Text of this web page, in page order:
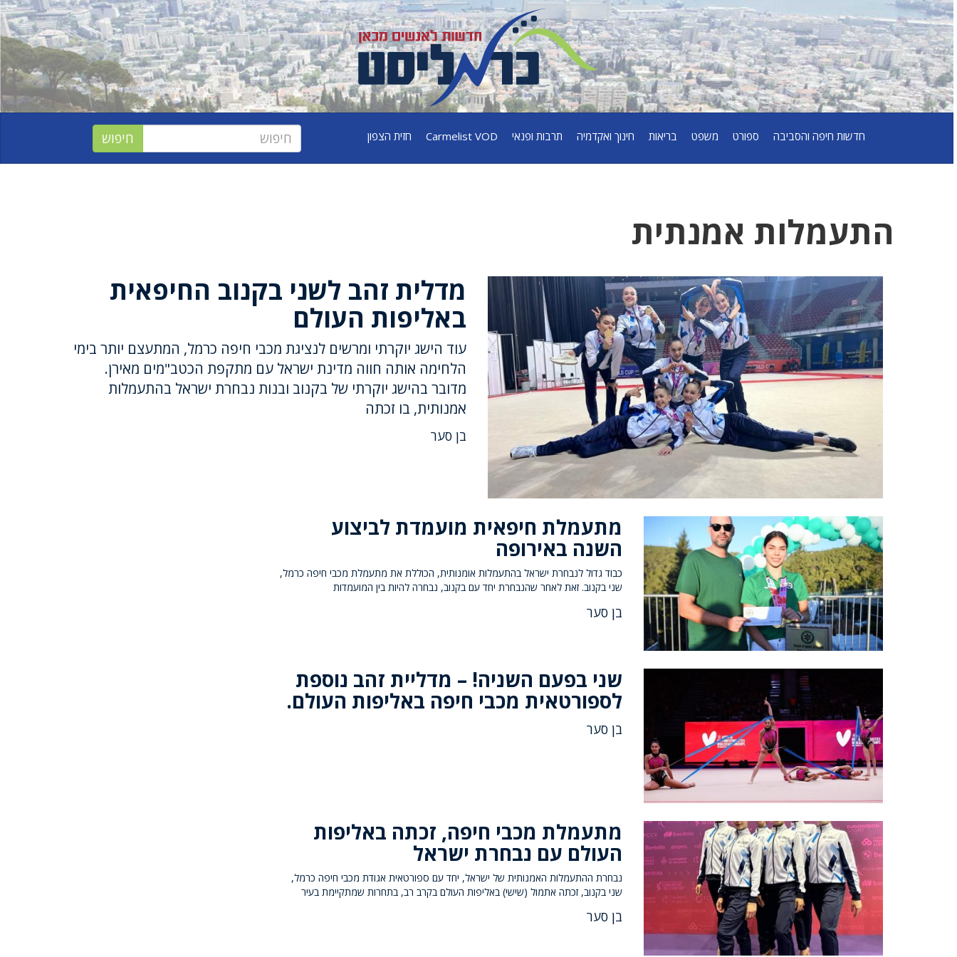
חדשות חיפה והסביבה ספורט משפט בריאות חינוך ואקדמיה תרבות ופנאי Carmelist VOD חזית הצפון
התעמלות אמנתית
מדלית זהב לשני בקנוב החיפאית
באליפות העולם
עוד הישג יוקרתי ומרשים לנציגת מכבי חיפה כרמל, המתעצם יותר בימי
הלחימה אותה חווה מדינת ישראל עם מתקפת הכטב"מים מאירן.
מדובר בהישג יוקרתי של בקנוב ובנות נבחרת ישראל בהתעמלות
אמנותית, בו זכתה
בן סער
מתעמלת חיפאית מועמדת לביצוע
השנה באירופה
כבוד גדול לנבחרת ישראל בהתעמלות אומנותית, הכוללת את מתעמלת מכבי חיפה כרמל,
שני בקנוב. זאת לאחר שהנבחרת יחד עם בקנוב, נבחרה להיות בין המועמדות
בן סער
שני בפעם השניה! – מדליית זהב נוספת
לספורטאית מכבי חיפה באליפות העולם.
בן סער
מתעמלת מכבי חיפה, זכתה באליפות
העולם עם נבחרת ישראל
נבחרת ההתעמלות האמנותית של ישראל, יחד עם ספורטאית אגודת מכבי חיפה כרמל,
שני בקנוב, זכתה אתמול (שישי) באליפות העולם בקרב רב, בתחרות שמתקיימת בעיר
בן סער